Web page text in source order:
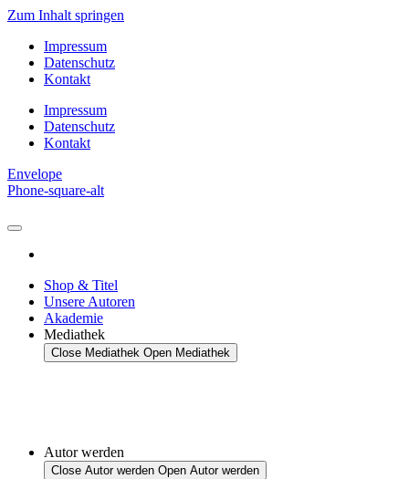
Zum Inhalt springen
Impressum
Datenschutz
Kontakt
Impressum
Datenschutz
Kontakt
Envelope
Phone-square-alt
Shop & Titel
Unsere Autoren
Akademie
Mediathek
Close Mediathek Open Mediathek
Autor werden
Close Autor werden Open Autor werden